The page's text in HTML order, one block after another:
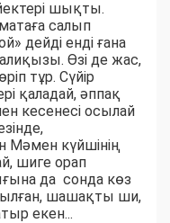
шықты.
салып
дейді енді ғана
Өзі де жас,
тұр. Сүйір
қаладай, әппақ
кесенесі осылай
күйшінің
шиге орап
да сонда көз
шашақты ши,
екен...